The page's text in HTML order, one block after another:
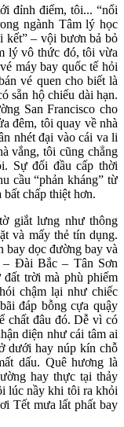
đỉnh điểm, tôi... “nổi
ngành Tâm lý học
kết” – vội bươn bả bỏ
lý vô thức đó, tôi vừa
máy bay quốc tế hỏi
vé quen cho biết là
sẵn hộ chiếu dài hạn.
San Francisco cho
đêm, tôi quay về nhà
nhét đại vào cái va li
vắng, tôi cũng chẳng
Sự đối đầu cấp thời
cầu “phản kháng” từ
chấp thiệt hơn.
giắt lưng như thông
và mấy thẻ tín dụng.
bay dọc đường bay và
– Đài Bắc – Tân Sơn
trời mà phù phiếm
chậm lại như chiếc
đáp bỗng cựa quậy
chất đâu đó. Dễ vì có
diện như cái tâm ai
dưới hay núp kín chỗ
dấu. Quê hương là
hay thực tại thảy
lúc nầy khi tôi ra khỏi
Tết mưa lất phất bay